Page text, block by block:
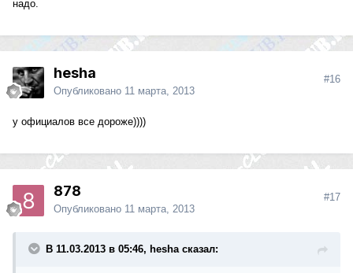
надо.
hesha
Опубликовано 11 марта, 2013
#16
у официалов все дороже))))
878
Опубликовано 11 марта, 2013
#17
В 11.03.2013 в 05:46, hesha сказал: